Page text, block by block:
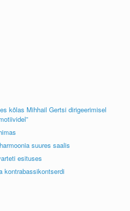
kõlas Mihhail Gertsi dirigeerimisel
suures saalis
esituses
kontrabassikontserdi